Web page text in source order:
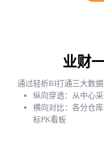
业财
通过轻析BI打通三大数据
纵向穿透：从中心
横向对比：各分仓
标PK看板